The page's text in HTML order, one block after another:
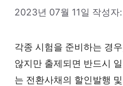
2023년 07월 11일 작성자:
각종 시험을 준비하는 경
않지만 출제되면 반드시
는 전환사채의 할인발행